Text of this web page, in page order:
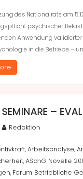
des Nationalrats am
psychischer
Anwendung
in die Betriebe –
SEMINARE –
Redaktion
,Arbeitsanalyse,
,ASchG Novelle
, Forum Betriebliche